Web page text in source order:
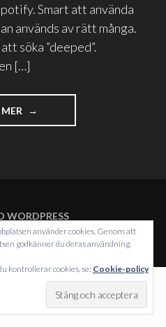
Smart att använda
används av rätt många.
söka ”deeped”.
[…]
"HAVSLUFT"
WORDPRESS
AVWORDPRESS.COM.
använder cookies. Genom att
godkänner du deras användning.
kontrollerar cookies, se: Cookie-policy